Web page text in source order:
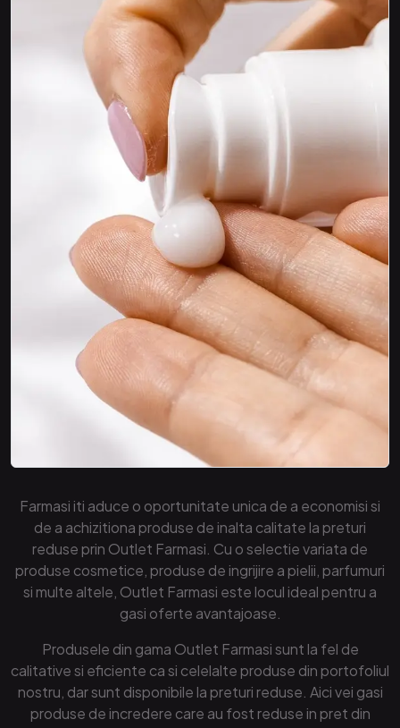
Farmasi iti aduce o oportunitate unica de a economisi si
de a achizitiona produse de inalta calitate la preturi
reduse prin Outlet Farmasi. Cu o selectie variata de
produse cosmetice, produse de ingrijire a pielii, parfumuri
si multe altele, Outlet Farmasi este locul ideal pentru a
gasi oferte avantajoase.
Produsele din gama Outlet Farmasi sunt la fel de
calitative si eficiente ca si celelalte produse din portofoliul
nostru, dar sunt disponibile la preturi reduse. Aici vei gasi
produse de incredere care au fost reduse in pret din